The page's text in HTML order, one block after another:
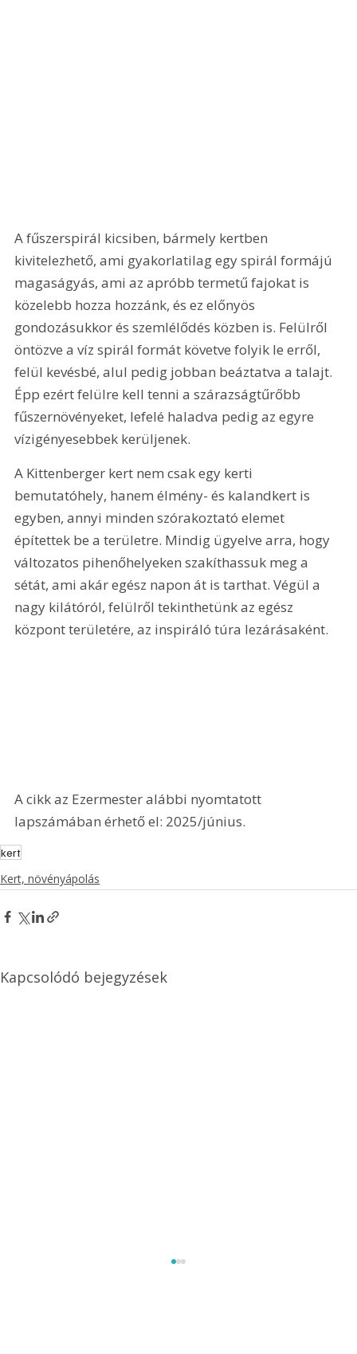
A fűszerspirál kicsiben, bármely kertben
kivitelezhető, ami gyakorlatilag egy spirál formájú
magaságyás, ami az apróbb termetű fajokat is
közelebb hozza hozzánk, és ez előnyös
gondozásukkor és szemlélődés közben is. Felülről
öntözve a víz spirál formát követve folyik le erről,
felül kevésbé, alul pedig jobban beáztatva a talajt.
Épp ezért felülre kell tenni a szárazságtűrőbb
fűszernövényeket, lefelé haladva pedig az egyre
vízigényesebbek kerüljenek.
A Kittenberger kert nem csak egy kerti
bemutatóhely, hanem élmény- és kalandkert is
egyben, annyi minden szórakoztató elemet
építettek be a területre. Mindig ügyelve arra, hogy
változatos pihenőhelyeken szakíthassuk meg a
sétát, ami akár egész napon át is tarthat. Végül a
nagy kilátóról, felülről tekinthetünk az egész
központ területére, az inspiráló túra lezárásaként.
A cikk az Ezermester alábbi nyomtatott
lapszámában érhető el: 2025/június.
kert
Kert, növényápolás
Kapcsolódó bejegyzések